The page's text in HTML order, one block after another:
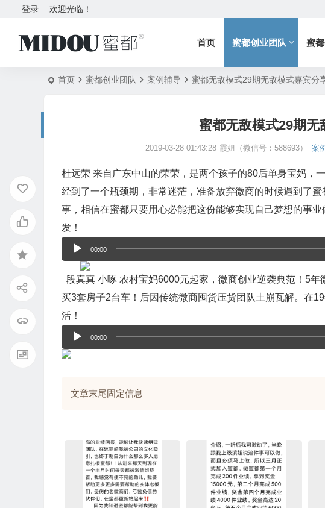
欢迎光临！
登录
首页 蜜都创业团队 蜜
首页 蜜都创业团队 案例辅导 蜜都无敌模式29期无敌模式嘉宾分
蜜都无敌模式29期无
2019-03-28 01:43:28 霞姐（微信号：588693） 案
杜远荣 来自广东中山的荣荣，是两个孩子的80后单身宝妈，
经到了一个瓶颈期，非常迷茫，准备放弃微商的时候遇到了蜜
事，相信在蜜都只要用心必能把这份能够实现自己梦想的事
发！
播
放
器
00:00
段真真 小啄 农村宝妈6000元起家，微商创业逆袭典范！5
买3套房子2台车！后因传统微商囤货压货团队土崩瓦解。在
活！
播
器
00:00
文章末尾固定信息